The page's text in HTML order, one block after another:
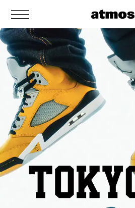
MEN
シューズ
ウェア
バッグ
アクセサリー
その他
シューズ
スニーカー
ブーツ
サンダル
その他
すべてのシューズ
ウェア
トップス
アウター
パンツ
ソックス
アンダーウェア
水着
その他
バッグ
バックパック / リュック
ショルダー / メッセンジャーバッグ
トート / エコバッグ
クラッチ / セカンドバッグ
ウエストバッグ
その他
すべてのバッグ
アクセサリー
ポーチ / ウォレット
帽子
グッズ / アクセサリー
その他
すべてのアクセサリー
その他
シューケア / グッズ
おもちゃ / フィギュア
その他
すべてのその他
WOMENS
シューズ
ウェア
バッグ
アクセサリー
その他
シューズ
スニーカー
ブーツ
サンダル / パンプス
その他
すべてのシューズ
ウェア
トップス
アウター
パンツ
ワンピース
スカート
ソックス
アンダーウェア
バッグ
バックパック / リュック
ショルダー / メッセンジャーバッグ
トート / エコバッグ
クラッチ / セカンドバッグ
ウエストバッグ
その他
すべてのバッグ
アクセサリー
ポーチ / ウォレット
帽子
グッズ / アクセサリー
その他
すべてのアクセサリー
その他
シューケア / グッズ
おもちゃ / フィギュア
その他
すべてのその他